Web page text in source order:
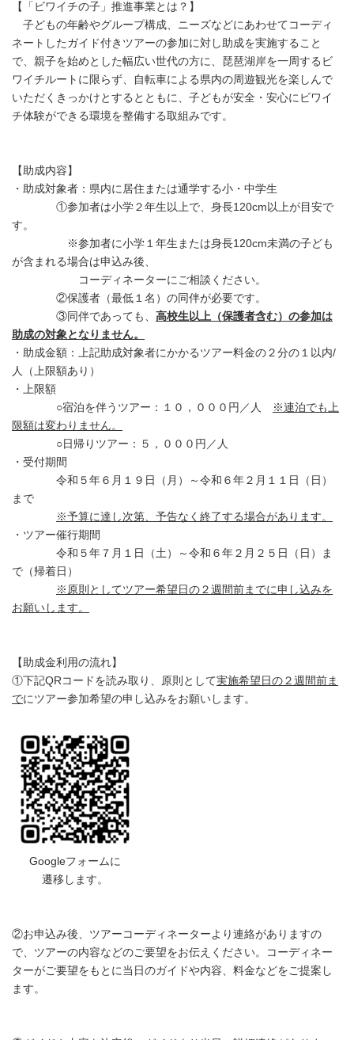
【「ビワイチの子」推進事業とは？】
子どもの年齢やグループ構成、ニーズなどにあわせてコーディ
ネートしたガイド付きツアーの参加に対し助成を実施すること
で、親子を始めとした幅広い世代の方に、琵琶湖岸を一周するビ
ワイチルートに限らず、自転車による県内の周遊観光を楽しんで
いただくきっかけとするとともに、子どもが安全・安心にビワイ
チ体験ができる環境を整備する取組みです。
【助成内容】
・助成対象者：県内に居住または通学する小・中学生
①参加者は小学２年生以上で、身長120cm以上が目安で
す。
※参加者に小学１年生または身長120cm未満の子ども
が含まれる場合は申込み後、
コーディネーターにご相談ください。
②保護者（最低１名）の同伴が必要です。
③同伴であっても、 高校生以上（保護者含む）の参加は
助成の対象となりません。
・助成金額：上記助成対象者にかかるツアー料金の２分の１以内/
人（上限額あり）
・上限額
○宿泊を伴うツアー：１０，０００円／人
※連泊でも上
限額は変わりません。
○日帰りツアー：５，０００円／人
・受付期間
令和５年６月１９日（月）～令和６年２月１１日（日）
まで
※予算に達し次第、予告なく終了する場合があります。
・ツアー催行期間
令和５年７月１日（土）～令和６年２月２５日（日）ま
で（帰着日）
※原則としてツアー希望日の２週間前までに申し込みを
お願いします。
【助成金利用の流れ】
①下記QRコードを読み取り、原則として実施希望日の２週間前ま
でにツアー参加希望の申し込みをお願いします。
Googleフォームに
遷移します。
②お申込み後、ツアーコーディネーターより連絡がありますの
で、ツアーの内容などのご要望をお伝えください。コーディネー
ターがご要望をもとに当日のガイドや内容、料金などをご提案し
ます。